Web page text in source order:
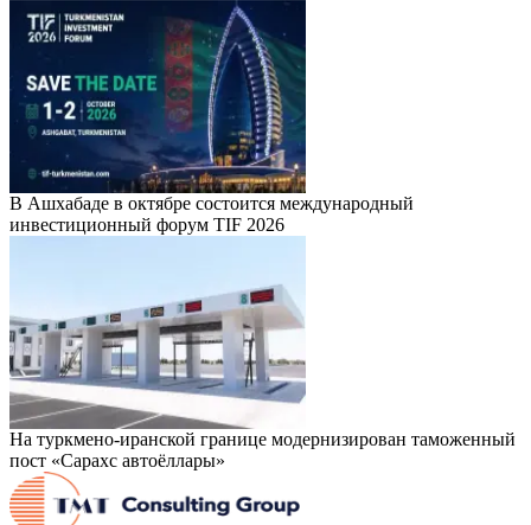
В Ашхабаде в октябре состоится международный
инвестиционный форум TIF 2026
На туркмено-иранской границе модернизирован таможенный
пост «Сарахс автоёллары»